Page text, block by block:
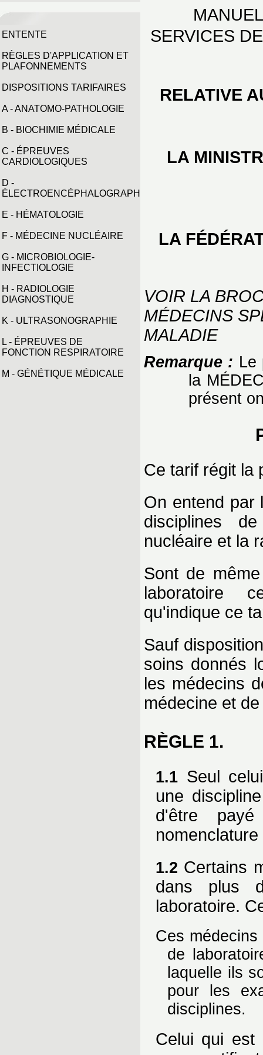
ENTENTE
RÈGLES D'APPLICATION ET
PLAFONNEMENTS
DISPOSITIONS TARIFAIRES
A - ANATOMO-PATHOLOGIE
B - BIOCHIMIE MÉDICALE
C - ÉPREUVES
CARDIOLOGIQUES
D -
ÉLECTROENCÉPHALOGRAPHIE
E - HÉMATOLOGIE
F - MÉDECINE NUCLÉAIRE
G - MICROBIOLOGIE-
INFECTIOLOGIE
H - RADIOLOGIE
DIAGNOSTIQUE
K - ULTRASONOGRAPHIE
L - ÉPREUVES DE
FONCTION RESPIRATOIRE
M - GÉNÉTIQUE MÉDICALE
SERVICES
RELATIVE
LA
LA
VOIR LA
MÉDECINS
MALADIE
Remarque : Le
la
présent
Ce tarif régit la
On entend par
disciplines
nucléaire et la
Sont de
laboratoire
qu'indique ce
Sauf
soins donnés
les médecins
médecine et
RÈGLE 1.
1.1 Seul
une
d'être
1.2 Certains
dans plus
laboratoire.
Ces
de
laquelle ils
pour les
disciplines.
Celui qui est